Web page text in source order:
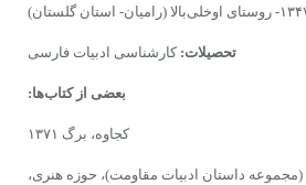
تحصیلات: کارشناسى ادبیات فارسی
بعضى‌ از کتاب‌ها:
کجاوه، برگ ۱۳۷۱
(مجموعه داستان ادبیات مقاومت)، حوزه هنرى،